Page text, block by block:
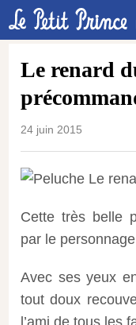
Le renard
24 juin 2015
Cette très belle
par le
Avec ses yeux
tout doux
l’ami de tous les